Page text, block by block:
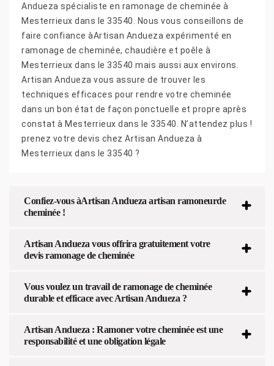
Andueza spécialiste en ramonage de cheminée à
Mesterrieux dans le 33540. Nous vous conseillons de
faire confiance àArtisan Andueza expérimenté en
ramonage de cheminée, chaudière et poêle à
Mesterrieux dans le 33540 mais aussi aux environs.
Artisan Andueza vous assure de trouver les
techniques efficaces pour rendre votre cheminée
dans un bon état de façon ponctuelle et propre après
constat à Mesterrieux dans le 33540. N’attendez plus !
prenez votre devis chez Artisan Andueza à
Mesterrieux dans le 33540 ?
Confiez-vous àArtisan Andueza artisan ramoneurde
cheminée !
Artisan Andueza vous offrira gratuitement votre
devis ramonage de cheminée
Vous voulez un travail de ramonage de cheminée
durable et efficace avec Artisan Andueza ?
Artisan Andueza : Ramoner votre cheminée est une
responsabilité et une obligation légale